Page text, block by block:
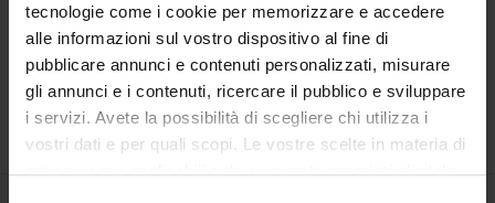
tecnologie come i cookie per memorizzare e accedere
alle informazioni sul vostro dispositivo al fine di
pubblicare annunci e contenuti personalizzati, misurare
gli annunci e i contenuti, ricercare il pubblico e sviluppare
i servizi. Avete la possibilità di scegliere chi utilizza i
vostri dati e per quali scopi. Le vostre scelte in materia di
privacy sono applicabili solo su questa proprietà digitale
Luoghi
Calendario